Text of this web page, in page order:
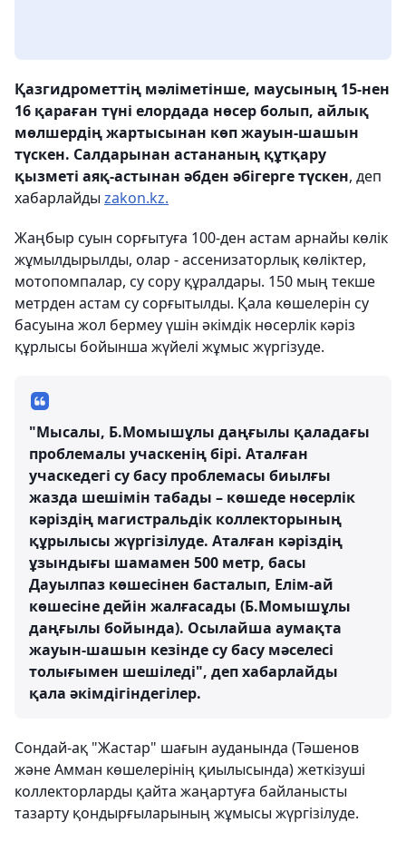
Қазгидрометтің мәліметінше, маусының 15-нен
16 қараған түні елордада нөсер болып, айлық
мөлшердің жартысынан көп жауын-шашын
түскен. Салдарынан астананың құтқару
қызметі аяқ-астынан әбден әбігерге түскен, деп
хабарлайды zakon.kz.
Жаңбыр суын сорғытуға 100-ден астам арнайы көлік
жұмылдырылды, олар - ассенизаторлық көліктер,
мотопомпалар, су сору құралдары. 150 мың текше
метрден астам су сорғытылды. Қала көшелерін су
басуына жол бермеу үшін әкімдік нөсерлік кәріз
құрлысы бойынша жүйелі жұмыс жүргізуде.
"Мысалы, Б.Момышұлы даңғылы қаладағы
проблемалы учаскенің бірі. Аталған
учаскедегі су басу проблемасы биылғы
жазда шешімін табады – көшеде нөсерлік
кәріздің магистральдік коллекторының
құрылысы жүргізілуде. Аталған кәріздің
ұзындығы шамамен 500 метр, басы
Дауылпаз көшесінен басталып, Елім-ай
көшесіне дейін жалғасады (Б.Момышұлы
даңғылы бойында). Осылайша аумақта
жауын-шашын кезінде су басу мәселесі
толығымен шешіледі", деп хабарлайды
қала әкімдігіндегілер.
Сондай-ақ "Жастар" шағын ауданында (Тәшенов
және Амман көшелерінің қиылысында) жеткізуші
коллекторларды қайта жаңартуға байланысты
тазарту қондырғыларының жұмысы жүргізілуде.